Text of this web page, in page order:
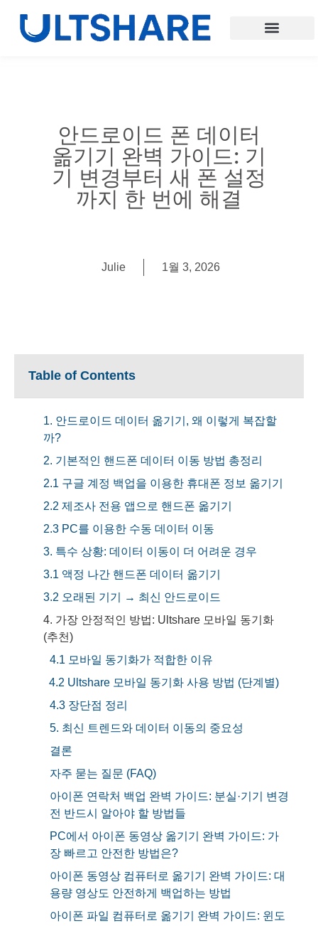
안드로이드 폰 데이터
옮기기 완벽 가이드: 기
기 변경부터 새 폰 설정
까지 한 번에 해결
Julie 1월 3, 2026
Table of Contents
1. 안드로이드 데이터 옮기기, 왜 이렇게 복잡할
까?
2. 기본적인 핸드폰 데이터 이동 방법 총정리
2.1 구글 계정 백업을 이용한 휴대폰 정보 옮기기
2.2 제조사 전용 앱으로 핸드폰 옮기기
2.3 PC를 이용한 수동 데이터 이동
3. 특수 상황: 데이터 이동이 더 어려운 경우
3.1 액정 나간 핸드폰 데이터 옮기기
3.2 오래된 기기 → 최신 안드로이드
4. 가장 안정적인 방법: Ultshare 모바일 동기화
(추천)
4.1 모바일 동기화가 적합한 이유
4.2 Ultshare 모바일 동기화 사용 방법 (단계별)
4.3 장단점 정리
5. 최신 트렌드와 데이터 이동의 중요성
결론
자주 묻는 질문 (FAQ)
아이폰 연락처 백업 완벽 가이드: 분실·기기 변경
전 반드시 알아야 할 방법들
PC에서 아이폰 동영상 옮기기 완벽 가이드: 가
장 빠르고 안전한 방법은?
아이폰 동영상 컴퓨터로 옮기기 완벽 가이드: 대
용량 영상도 안전하게 백업하는 방법
아이폰 파일 컴퓨터로 옮기기 완벽 가이드: 윈도